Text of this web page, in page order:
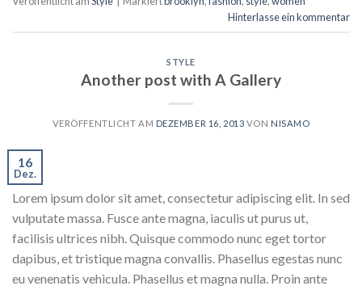
Hinterlasse ein kommentar
STYLE
Another post with A Gallery
VERÖFFENTLICHT AM DEZEMBER 16, 2013 VON NISAMO
16
Dez.
Lorem ipsum dolor sit amet, consectetur adipiscing elit. In sed
vulputate massa. Fusce ante magna, iaculis ut purus ut,
facilisis ultrices nibh. Quisque commodo nunc eget tortor
dapibus, et tristique magna convallis. Phasellus egestas nunc
eu venenatis vehicula. Phasellus et magna nulla. Proin ante